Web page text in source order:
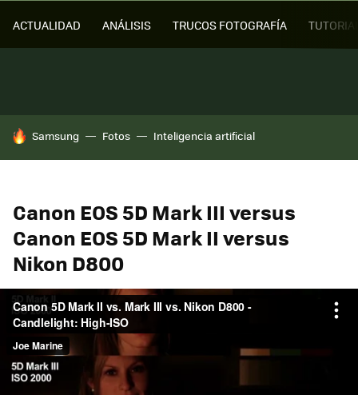
ACTUALIDAD ANÁLISIS TRUCOS FOTOGRAFÍA
HOY SE HABLA DE
Samsung Fotos Inteligencia artificial
Canon EOS 5D Mark III versus
Canon EOS 5D Mark II versus
Nikon D800